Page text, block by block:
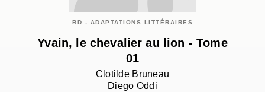
BD - ADAPTATIONS LITTÉRAIRES
Yvain, le chevalier au lion - Tome
01
Clotilde Bruneau
Diego Oddi